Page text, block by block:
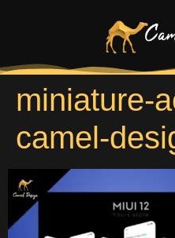
miniature-
camel-